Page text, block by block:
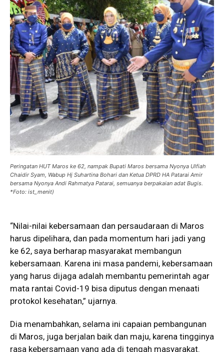
Peringatan HUT Maros ke 62, nampak Bupati Maros bersama Nyonya Ulfiah
Chaidir Syam, Wabup Hj Suhartina Bohari dan Ketua DPRD HA Patarai Amir
bersama Nyonya Andi Rahmatya Patarai, semuanya berpakaian adat Bugis.
*Foto: ist_menit)
“Nilai-nilai kebersamaan dan persaudaraan di Maros
harus dipelihara, dan pada momentum hari jadi yang
ke 62, saya berharap masyarakat membangun
kebersamaan. Karena ini masa pandemi, kebersamaan
yang harus dijaga adalah membantu pemerintah agar
mata rantai Covid-19 bisa diputus dengan menaati
protokol kesehatan,” ujarnya.
Dia menambahkan, selama ini capaian pembangunan
di Maros, juga berjalan baik dan maju, karena tingginya
rasa kebersamaan yang ada di tengah masyarakat.